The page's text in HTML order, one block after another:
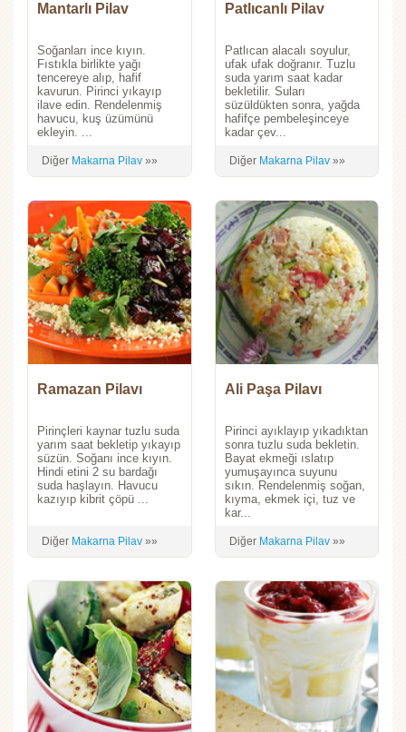
Mantarlı Pilav
Soğanları ince kıyın.
Fıstıkla birlikte yağı
tencereye alıp, hafif
kavurun. Pirinci yıkayıp
ilave edin. Rendelenmiş
havucu, kuş üzümünü
ekleyin. ...
Diğer Makarna Pilav »»
Patlıcanlı Pilav
Patlıcan alacalı soyulur,
ufak ufak doğranır. Tuzlu
suda yarım saat kadar
bekletilir. Suları
süzüldükten sonra, yağda
hafifçe pembeleşinceye
kadar çev...
Diğer Makarna Pilav»»
Ramazan Pilavı
Pirinçleri kaynar tuzlu suda
yarım saat bekletip yıkayıp
süzün. Soğanı ince kıyın.
Hindi etini 2 su bardağı
suda haşlayın. Havucu
kazıyıp kibrit çöpü ...
Diğer Makarna Pilav »»
Ali Paşa Pilavı
Pirinci ayıklayıp yıkadıktan
sonra tuzlu suda bekletin.
Bayat ekmeği ıslatıp
yumuşayınca suyunu
sıkın. Rendelenmiş soğan,
kıyma, ekmek içi, tuz ve
kar...
Diğer Makarna Pilav»»